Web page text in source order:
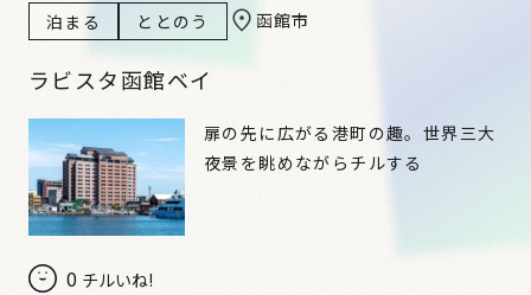
泊まる ととのう 函館市
ラビスタ函館ベイ
0 チルいね!
扉の先に広がる港町の趣。世界三大
夜景を眺めながらチルする